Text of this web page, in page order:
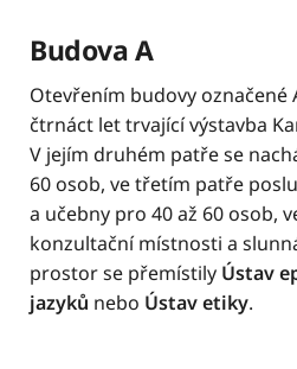
Budova A
Otevřením budovy označené
čtrnáct let trvající výstavba
V jejím druhém patře se
60 osob, ve třetím patře
a učebny pro 40 až 60 osob,
konzultační místnosti a
prostor se přemístily Ústav
jazyků nebo Ústav etiky.